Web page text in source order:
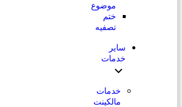
موضوع
ختم
تصفیه
سایر
خدمات
خدمات
مالکینت